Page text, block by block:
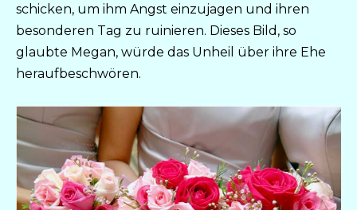
schicken, um ihm Angst einzujagen und ihren
besonderen Tag zu ruinieren. Dieses Bild, so
glaubte Megan, würde das Unheil über ihre Ehe
heraufbeschwören.